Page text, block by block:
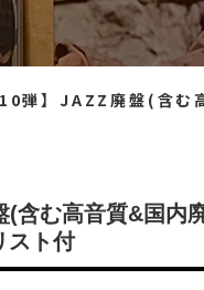
弾】JAZZ廃盤(含む高音質&
(含む高音質&国内
スト付